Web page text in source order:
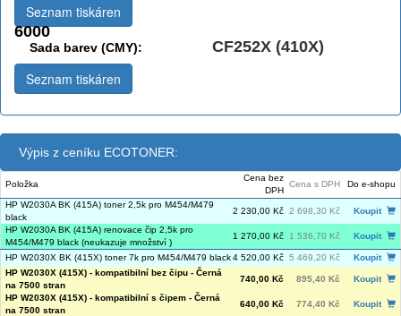
6000
Seznam tiskáren
Sada barev (CMY):
CF252X (410X)
Seznam tiskáren
Výpis z ceníku ECOTONER:
Položka
Cena bez
DPH
Cena s DPH Do e-shopu
HP W2030A BK (415A) toner 2,5k pro M454/M479
black
2 230,00 Kč 2 698,30 Kč
Koupit
HP W2030A BK (415A) renovace čip 2,5k pro
M454/M479 black (neukazuje množství )
1 270,00 Kč 1 536,70 Kč Koupit
HP W2030X BK (415X) toner 7k pro M454/M479 black4 520,00 Kč 5 469,20 Kč
Koupit
HP W2030X (415X) - kompatibilní bez čipu - Černá
na 7500 stran
740,00 Kč 895,40 Kč
Koupit
HP W2030X (415X) - kompatibilní s čipem - Černá
na 7500 stran
640,00 Kč 774,40 Kč
Koupit